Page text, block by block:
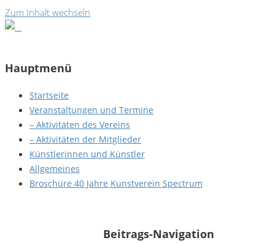
Zum Inhalt wechseln
Hauptmenü
Startseite
Veranstaltungen und Termine
– Aktivitäten des Vereins
– Aktivitäten der Mitglieder
Künstlerinnen und Künstler
Allgemeines
Broschüre 40 Jahre Kunstverein Spectrum
Beitrags-Navigation